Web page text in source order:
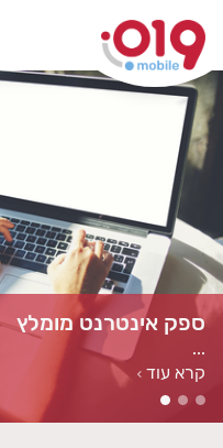
ספק אינטרנט מומלץ
...
קרא עוד >